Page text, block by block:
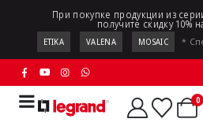
При покупке продукции из
получите скидку 10%
ETIKA VALENA MOSAIC *
0